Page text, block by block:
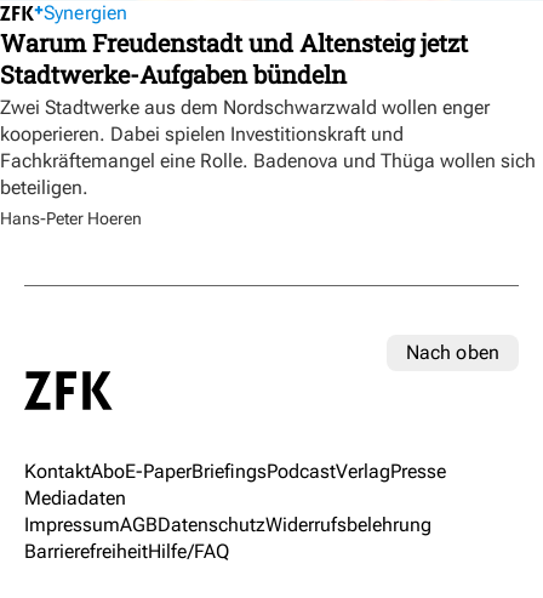
Synergien
Warum Freudenstadt und Altensteig jetzt
Stadtwerke-Aufgaben bündeln
Zwei Stadtwerke aus dem Nordschwarzwald wollen enger
kooperieren. Dabei spielen Investitionskraft und
Fachkräftemangel eine Rolle. Badenova und Thüga wollen sich
beteiligen.
Hans-Peter Hoeren
Nach oben
KontaktAboE-PaperBriefingsPodcastVerlagPresse
Mediadaten
ImpressumAGBDatenschutzWiderrufsbelehrung
BarrierefreiheitHilfe/FAQ